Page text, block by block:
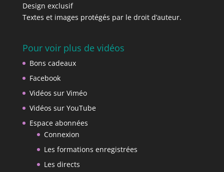
Design exclusif
Textes et images protégés par le droit d’auteur.
Pour voir plus de vidéos
Bons cadeaux
Facebook
Vidéos sur Viméo
Vidéos sur YouTube
Espace abonnées
Connexion
Les formations enregistrées
Les directs